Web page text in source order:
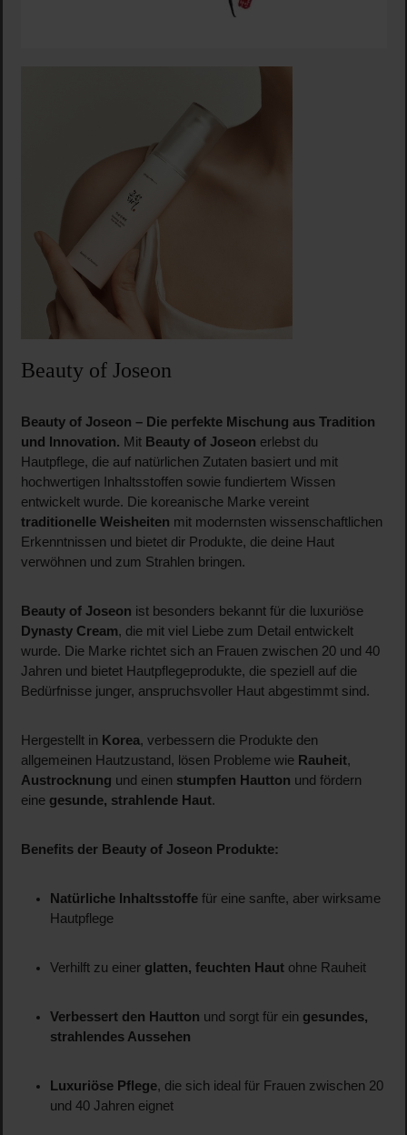
Beauty of Joseon
Beauty of Joseon – Die perfekte Mischung aus Tradition
und Innovation. Mit Beauty of Joseon erlebst du
Hautpflege, die auf natürlichen Zutaten basiert und mit
hochwertigen Inhaltsstoffen sowie fundiertem Wissen
entwickelt wurde. Die koreanische Marke vereint
traditionelle Weisheiten mit modernsten wissenschaftlichen
Erkenntnissen und bietet dir Produkte, die deine Haut
verwöhnen und zum Strahlen bringen.
Beauty of Joseon ist besonders bekannt für die luxuriöse
Dynasty Cream, die mit viel Liebe zum Detail entwickelt
wurde. Die Marke richtet sich an Frauen zwischen 20 und 40
Jahren und bietet Hautpflegeprodukte, die speziell auf die
Bedürfnisse junger, anspruchsvoller Haut abgestimmt sind.
Hergestellt in Korea, verbessern die Produkte den
allgemeinen Hautzustand, lösen Probleme wie Rauheit,
Austrocknung und einen stumpfen Hautton und fördern
eine gesunde, strahlende Haut.
Benefits der Beauty of Joseon Produkte:
Natürliche Inhaltsstoffefür eine sanfte, aber wirksame
Hautpflege
Verhilft zu einer glatten, feuchten Hautohne Rauheit
Verbessert den Hautton und sorgt für ein gesundes,
strahlendes Aussehen
Luxuriöse Pflege, die sich ideal für Frauen zwischen 20
und 40 Jahren eignet